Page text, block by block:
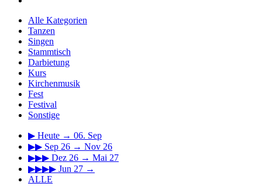
Alle Kategorien
Tanzen
Singen
Stammtisch
Darbietung
Kurs
Kirchenmusik
Fest
Festival
Sonstige
▶ Heute → 06. Sep
▶▶ Sep 26 → Nov 26
▶▶▶ Dez 26 → Mai 27
▶▶▶▶ Jun 27 →
ALLE